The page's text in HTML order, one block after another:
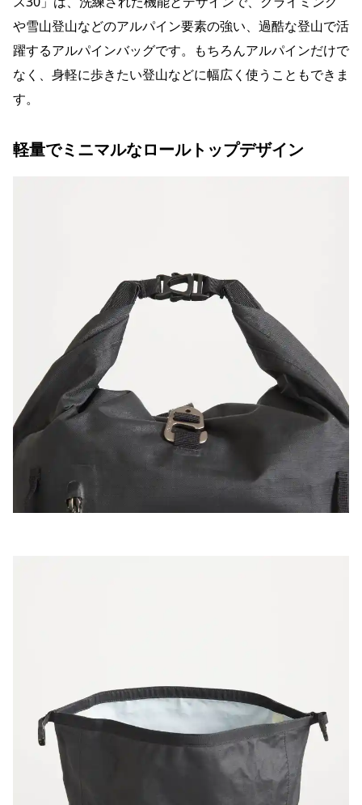
や雪山登山などのアルパイン要素の強い、過酷な登山で活
躍するアルパインバッグです。もちろんアルパインだけで
なく、身軽に歩きたい登山などに幅広く使うこともできま
す。
軽量でミニマルなロールトップデザイン